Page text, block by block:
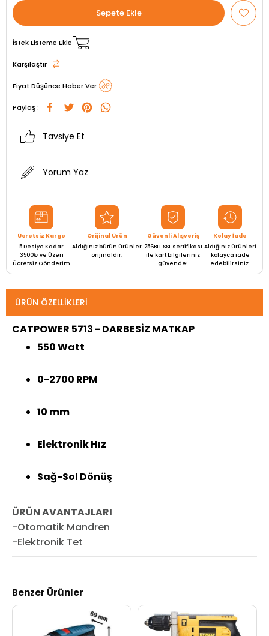
İstek Listeme Ekle
Karşılaştır
Fiyat Düşünce Haber Ver
Paylaş :
Tavsiye Et
Yorum Yaz
Ücretsiz Kargo
5 Desiye Kadar
3500₺ ve Üzeri
Ücretsiz Gönderim
Orijinal Ürün
Aldığınız bütün ürünler
orijinaldir.
Güvenli Alışveriş
256BIT SSL sertifikası
ile kart bilgileriniz
güvende!
Kolay İade
Aldığınız ürünleri
kolayca iade
edebilirsiniz.
ÜRÜN ÖZELLIKLERI
CATPOWER 5713 - DARBESİZ MATKAP
550 Watt
0-2700 RPM
10 mm
Elektronik Hız
Sağ-Sol Dönüş
ÜRÜN AVANTAJLARI
-Otomatik Mandren
-Elektronik Tet
Benzer Ürünler